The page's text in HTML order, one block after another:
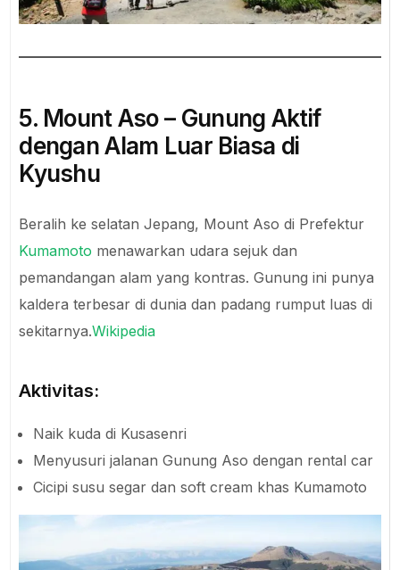
5. Mount Aso – Gunung Aktif
dengan Alam Luar Biasa di
Kyushu
Beralih ke selatan Jepang, Mount Aso di Prefektur
Kumamoto menawarkan udara sejuk dan
pemandangan alam yang kontras. Gunung ini punya
kaldera terbesar di dunia dan padang rumput luas di
sekitarnya.Wikipedia
Aktivitas:
Naik kuda di Kusasenri
Menyusuri jalanan Gunung Aso dengan rental car
Cicipi susu segar dan soft cream khas Kumamoto